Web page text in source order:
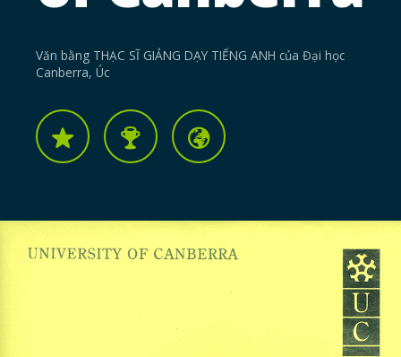
Văn bằng THẠC SĨ GIẢNG DẠY TIẾNG ANH của Đại học
Canberra, Úc